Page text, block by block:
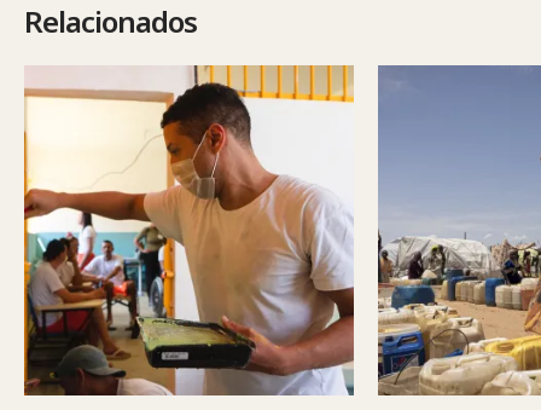
Relacionados